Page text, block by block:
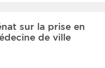
sur la prise en
de ville